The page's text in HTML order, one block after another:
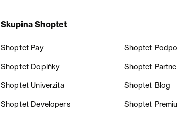
Skupina Shoptet
Shoptet Pay Shoptet
Shoptet Doplňky Shoptet
Shoptet Univerzita Shoptet Blog
Shoptet Developers Shoptet